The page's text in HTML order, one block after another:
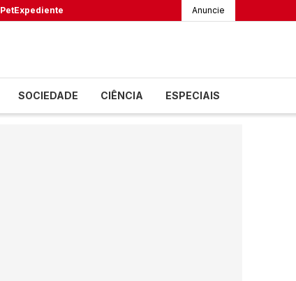
PetExpediente Anuncie
SOCIEDADE CIÊNCIA ESPECIAIS